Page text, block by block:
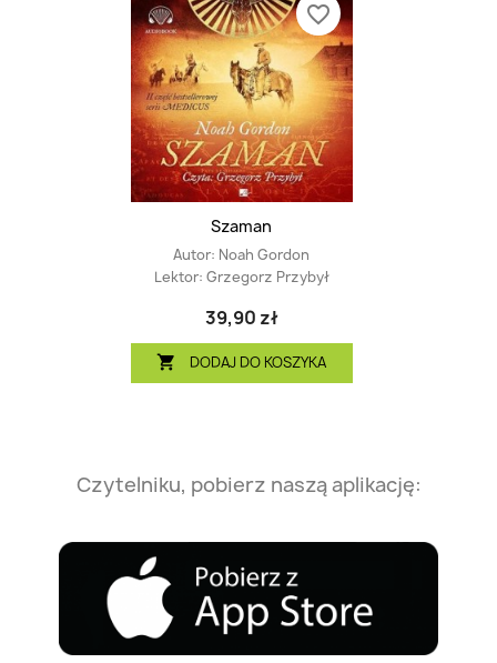
Szaman
Autor: Noah Gordon
Lektor: Grzegorz Przybył
39,90 zł
 DODAJ DO KOSZYKA
favorite_border
Czytelniku, pobierz naszą aplikację: